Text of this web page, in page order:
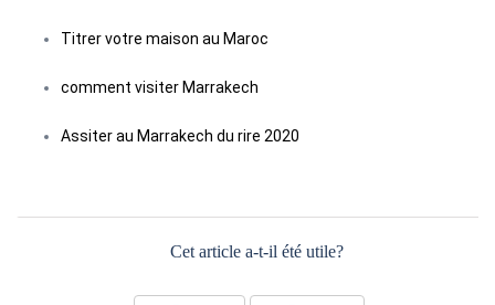
Titrer votre maison au Maroc
comment visiter Marrakech
Assiter au Marrakech du rire 2020
Cet article a-t-il été utile?